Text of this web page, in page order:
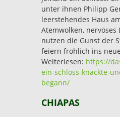
unter ihnen Philipp
leerstehendes Haus
Atemwolken,
nutzen die Gunst der
feiern fröhlich ins
Weiterlesen: https://
ein-schloss-knackte-
begann/
CHIAPAS